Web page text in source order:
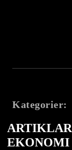
Kategorier:
ARTIKLAR
EKONOMI